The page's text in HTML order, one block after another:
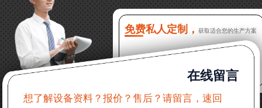
16分钟前 程先生：破碎生产线出个方案及报价，有什
么售后服务？
22分钟前 郑女士：想了解时产500吨锤破，加工石灰石
31分钟前 吴先生：成套石头破碎设备有吗？给个详细
产品资料
免费私人定制， 获取适合您的生产方案
在线留言
想了解设备资料？报价？售后？请留言，速回